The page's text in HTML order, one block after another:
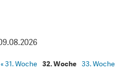
«31. Woche 32. Woche 33. Woche